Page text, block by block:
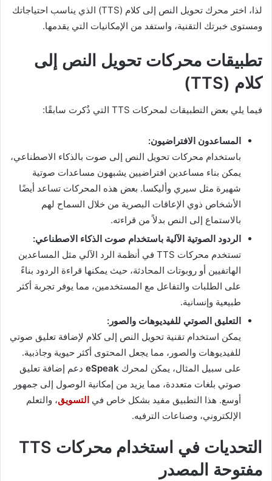
لذا، اختر محرك تحويل النص إلى كلام (TTS) الذي يناسب احتياجاتك
ومستوى خبرتك التقنية، واستفد من الإمكانيات التي يقدمها.
تطبيقات محركات تحويل النص إلى
كلام (TTS)
فيما يلي بعض التطبيقات لمحركات TTS التي ذُكرت سابقًا:
المساعدون الافتراضيون:
باستخدام محركات تحويل النص إلى صوت بالذكاء الاصطناعي،
يمكن بناء مساعدين افتراضيين يشبهون مساعدات صوتية
شهيرة مثل سيري وأليكسا. بعض هذه المحركات تساعد أيضًا
الأشخاص ذوي الإعاقات البصرية من خلال السماح لهم
بالاستماع إلى النص بدلاً من قراءته.
الردود الصوتية الآلية باستخدام صوت الذكاء الاصطناعي:
تستخدم محركات TTS في أنظمة الرد الآلي مثل المساعدين
الهاتفيين أو روبوتات المحادثة، حيث يمكنها قراءة الردود بناءً
على الطلبات والتفاعل مع المستخدمين، مما يوفر تجربة أكثر
طبيعية وإنسانية.
التعليق الصوتي للفيديوهات والصور:
يمكن استخدام تقنية تحويل النص إلى كلام لإضافة تعليق صوتي
للفيديوهات والصور، مما يجعل المحتوى أكثر حيوية وجاذبية.
على سبيل المثال، يمكن لمحرك eSpeak دعم إضافة تعليق
صوتي بلغات متعددة، مما يزيد من إمكانية الوصول إلى جمهور
أوسع. هذا التطبيق مفيد بشكل خاص في التسويق، والتعلم
الإلكتروني، وصناعات الترفيه.
التحديات في استخدام محركات TTS
مفتوحة المصدر